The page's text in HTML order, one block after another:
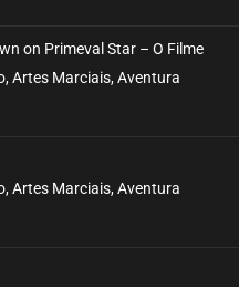
on Primeval Star – O Filme
Artes Marciais, Aventura
Artes Marciais, Aventura